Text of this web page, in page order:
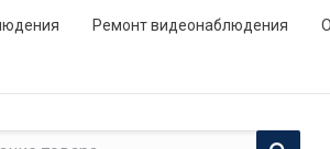
Ремонт видеонаблюдения